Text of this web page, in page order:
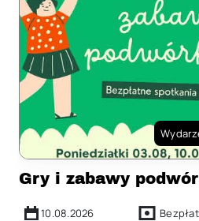
Gry i zabawy
10.08.2026